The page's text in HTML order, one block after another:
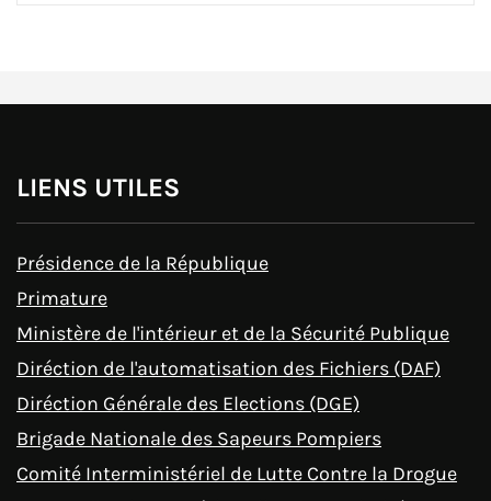
LIENS UTILES
Présidence de la République
Primature
Ministère de l'intérieur et de la Sécurité Publique
Diréction de l'automatisation des Fichiers (DAF)
Diréction Générale des Elections (DGE)
Brigade Nationale des Sapeurs Pompiers
Comité Interministériel de Lutte Contre la Drogue